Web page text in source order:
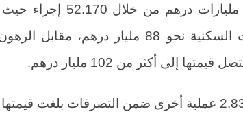
من 204 مليارات
إلى أكثر من 102 مليار درهم.